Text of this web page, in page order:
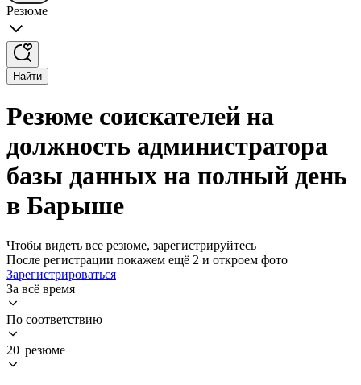
Резюме
Найти
Резюме соискателей на
должность администратора
базы данных на полный день
в Барыше
Чтобы видеть все резюме, зарегистрируйтесь
После регистрации покажем ещё 2 и откроем фото
Зарегистрироваться
За всё время
По соответствию
20 резюме